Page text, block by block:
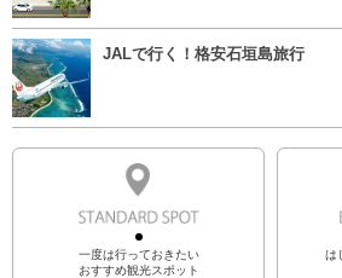
JALで行く！格安石垣島旅行
一度は行っておきたい
おすすめ観光スポット
は